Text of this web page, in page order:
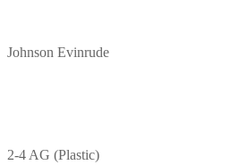
Johnson Evinrude
2-4 AG (Plastic)